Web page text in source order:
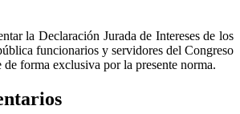
la Declaración Jurada de Intereses de los
funcionarios y servidores del Congreso
forma exclusiva por la presente norma.